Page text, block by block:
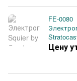
FE-0080
Цену